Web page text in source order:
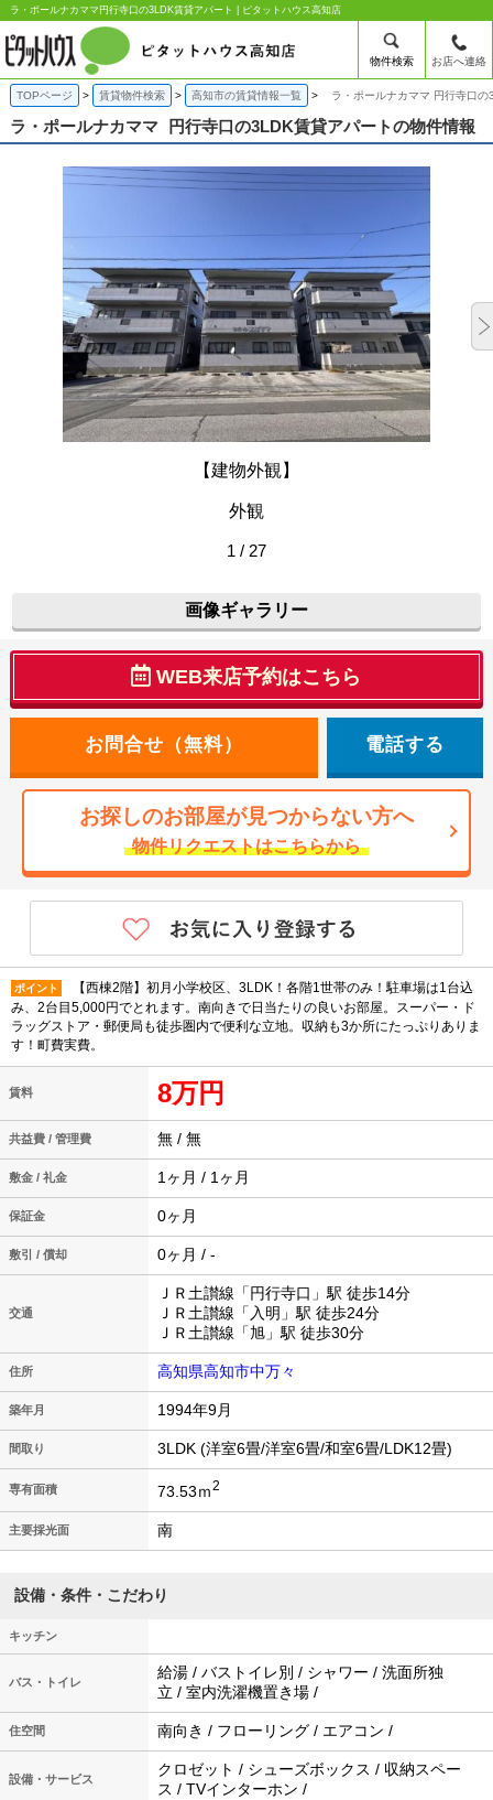
ラ・ポールナカママ円行寺口の3LDK賃貸アパート | ピタットハウス高知店
物件検索 お店へ連絡
TOPページ 賃貸物件検索 高知市の賃貸情報一覧 ラ・ポールナカママ 円行寺口の
ラ・ポールナカママ 円行寺口の3LDK賃貸アパートの物件情報
【建物外観】
外観
1 / 27
画像ギャラリー
WEB来店予約はこちら
電話する
お探しのお部屋が見つからない方へ
物件リクエストはこちらから
ポイント
【西棟2階】初月小学校区、3LDK！各階1世帯のみ！駐車場は1台込
み、2台目5,000円でとれます。南向きで日当たりの良いお部屋。スーパー・ド
ラッグストア・郵便局も徒歩圏内で便利な立地。収納も3か所にたっぷりありま
す！町費実費。
賃料 8万円
共益費 / 管理費 無 / 無
敷金 / 礼金 1ヶ月 / 1ヶ月
保証金 0ヶ月
敷引 / 償却 0ヶ月 / -
交通
ＪＲ土讃線「円行寺口」駅 徒歩14分
ＪＲ土讃線「入明」駅 徒歩24分
ＪＲ土讃線「旭」駅 徒歩30分
住所 高知県高知市中万々
築年月 1994年9月
間取り 3LDK (洋室6畳/洋室6畳/和室6畳/LDK12畳)
専有面積 73.53ｍ2
主要採光面 南
設備・条件・こだわり
キッチン
バス・トイレ
給湯 / バストイレ別 / シャワー / 洗面所独
立 / 室内洗濯機置き場 /
住空間 南向き / フローリング / エアコン /
設備・サービス
クロゼット / シューズボックス / 収納スペー
ス / TVインターホン /